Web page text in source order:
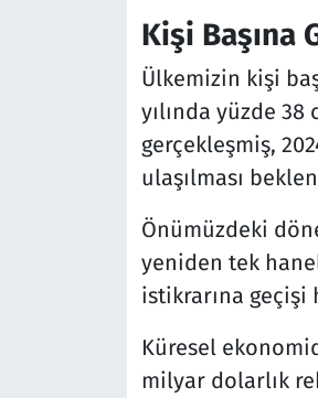
Kişi Başına
Ülkemizin kişi
yılında yüzde 38
gerçekleşmiş,
ulaşılması
Önümüzdeki
yeniden tek
istikrarına geçişi
Küresel
milyar dolarlık